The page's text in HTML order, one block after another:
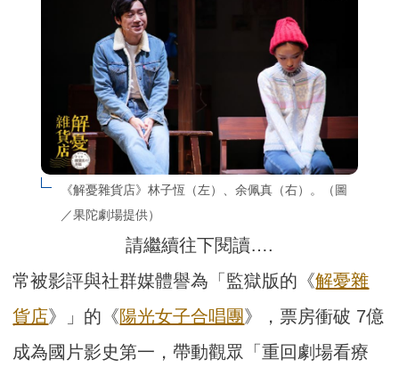
《解憂雜貨店》林子恆（左）、余佩真（右）。（圖
／果陀劇場提供）
請繼續往下閱讀….
常被影評與社群媒體譽為「監獄版的《解憂雜
貨店》」的《陽光女子合唱團》，票房衝破 7億
成為國片影史第一，帶動觀眾「重回劇場看療